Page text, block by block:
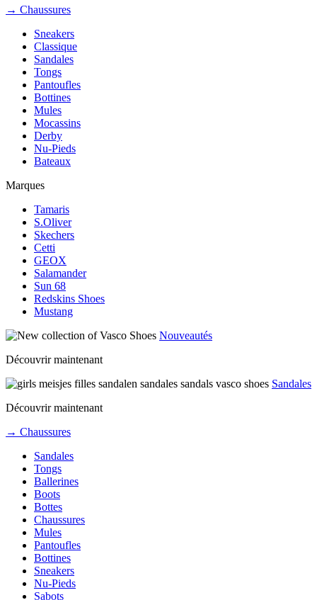
→ Chaussures
Sneakers
Classique
Sandales
Tongs
Pantoufles
Bottines
Mules
Mocassins
Derby
Nu-Pieds
Bateaux
Marques
Tamaris
S.Oliver
Skechers
Cetti
GEOX
Salamander
Sun 68
Redskins Shoes
Mustang
Nouveautés
Découvrir maintenant
Sandales
Découvrir maintenant
→ Chaussures
Sandales
Tongs
Ballerines
Boots
Bottes
Chaussures
Mules
Pantoufles
Bottines
Sneakers
Nu-Pieds
Sabots